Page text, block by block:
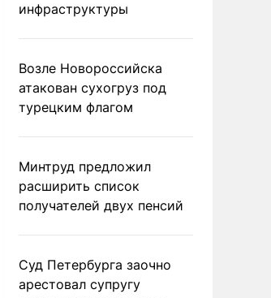
инфраструктуры
Возле Новороссийска
атакован сухогруз под
турецким флагом
Минтруд предложил
расширить список
получателей двух пенсий
Суд Петербурга заочно
арестовал супругу